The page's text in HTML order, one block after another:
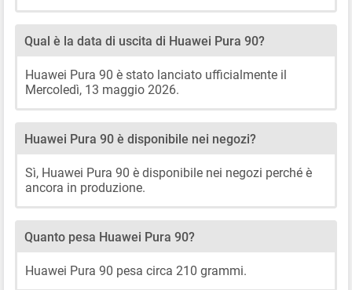
Qual è la data di uscita di Huawei Pura 90?
Huawei Pura 90 è stato lanciato ufficialmente il
Mercoledì, 13 maggio 2026.
Huawei Pura 90 è disponibile nei negozi?
Sì, Huawei Pura 90 è disponibile nei negozi perché è
ancora in produzione.
Quanto pesa Huawei Pura 90?
Huawei Pura 90 pesa circa 210 grammi.